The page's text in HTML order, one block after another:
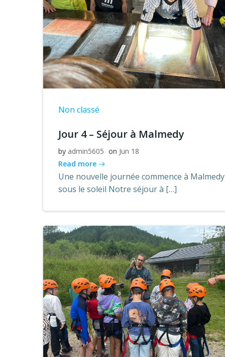
Non classé
Jour 4 – Séjour à Malmedy
by admin5605 on Jun 18
Read more
Une nouvelle journée commence à Malmedy
sous le soleil Notre séjour à […]